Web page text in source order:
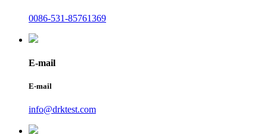
0086-531-85761369
E-mail
E-mail
info@drktest.com